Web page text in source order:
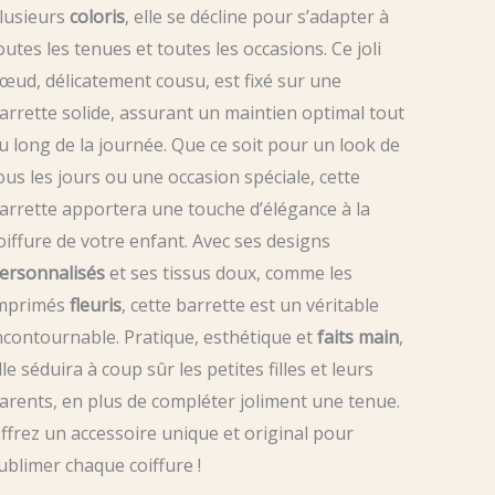
coloris, elle se décline pour s’adapter à
les tenues et toutes les occasions. Ce joli
délicatement cousu, est fixé sur une
solide, assurant un maintien optimal tout
long de la journée. Que ce soit pour un look de
les jours ou une occasion spéciale, cette
apportera une touche d’élégance à la
de votre enfant. Avec ses designs
et ses tissus doux, comme les
fleuris, cette barrette est un véritable
Pratique, esthétique etfaits main,
séduira à coup sûr les petites filles et leurs
en plus de compléter joliment une tenue.
un accessoire unique et original pour
chaque coiffure !